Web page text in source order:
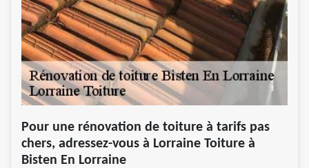
Pour une rénovation de toiture à tarifs pas
chers, adressez-vous à Lorraine Toiture à
Bisten En Lorraine